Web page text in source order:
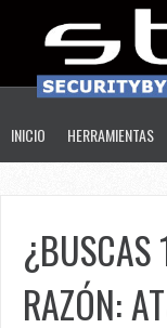
INICIO HERRAMIENTAS
¿BUSCAS
RAZÓN: